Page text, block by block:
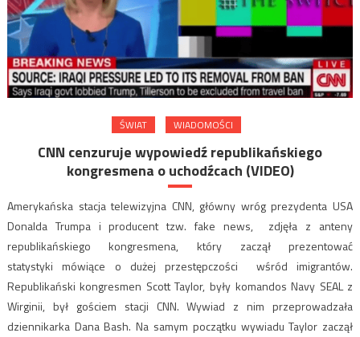
ŚWIAT WIADOMOŚCI
CNN cenzuruje wypowiedź republikańskiego
kongresmena o uchodźcach (VIDEO)
Amerykańska stacja telewizyjna CNN, główny wróg prezydenta USA
Donalda Trumpa i producent tzw. fake news, zdjęła z anteny
republikańskiego kongresmena, który zaczął prezentować
statystyki mówiące o dużej przestępczości wśród imigrantów.
Republikański kongresmen Scott Taylor, były komandos Navy SEAL z
Wirginii, był gościem stacji CNN. Wywiad z nim przeprowadzała
dziennikarka Dana Bash. Na samym początku wywiadu Taylor zaczął